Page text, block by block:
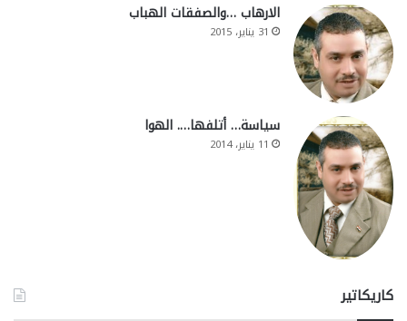
الارهاب …والصفقات الهباب
31 يناير، 2015
سياسة… أتلفها…. الهوا
11 يناير، 2014
كاريكاتير